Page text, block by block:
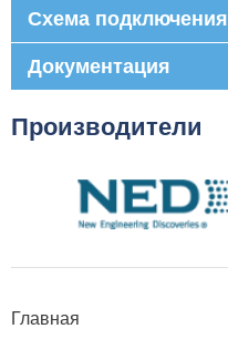
Схема подключения
Документация
Производители
Главная